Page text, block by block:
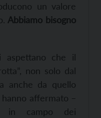
un valore
Abbiamo bisogno
aspettano che il
non solo dal
anche da quello
affermato –
in campo dei